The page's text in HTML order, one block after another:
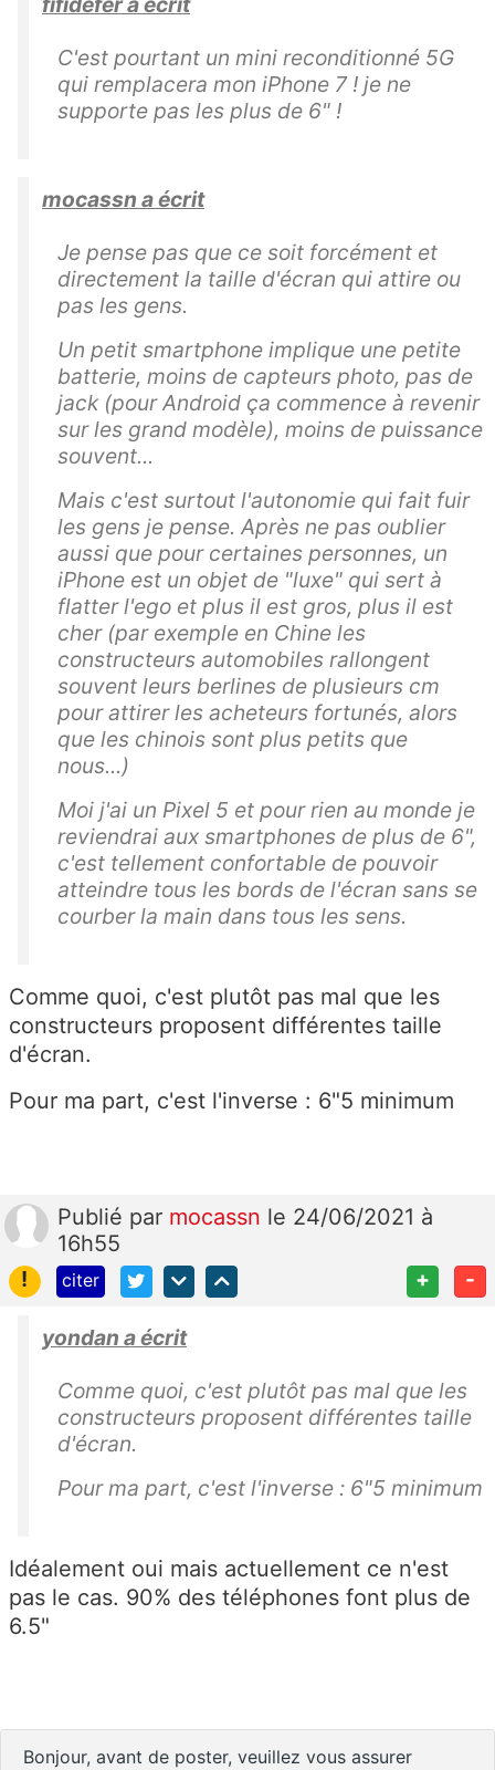
C'est pourtant un mini reconditionné 5G
qui remplacera mon iPhone 7 ! je ne
supporte pas les plus de 6" !
mocassn a écrit
Je pense pas que ce soit forcément et
directement la taille d'écran qui attire ou
pas les gens.
Un petit smartphone implique une petite
batterie, moins de capteurs photo, pas de
jack (pour Android ça commence à revenir
sur les grand modèle), moins de puissance
souvent...
Mais c'est surtout l'autonomie qui fait fuir
les gens je pense. Après ne pas oublier
aussi que pour certaines personnes, un
iPhone est un objet de "luxe" qui sert à
flatter l'ego et plus il est gros, plus il est
cher (par exemple en Chine les
constructeurs automobiles rallongent
souvent leurs berlines de plusieurs cm
pour attirer les acheteurs fortunés, alors
que les chinois sont plus petits que
nous...)
Moi j'ai un Pixel 5 et pour rien au monde je
reviendrai aux smartphones de plus de 6",
c'est tellement confortable de pouvoir
atteindre tous les bords de l'écran sans se
courber la main dans tous les sens.
Comme quoi, c'est plutôt pas mal que les
constructeurs proposent différentes taille
d'écran.
Pour ma part, c'est l'inverse : 6"5 minimum
Publié par mocassn le 24/06/2021 à
16h55
!
citer + -
yondan a écrit
Comme quoi, c'est plutôt pas mal que les
constructeurs proposent différentes taille
d'écran.
Pour ma part, c'est l'inverse : 6"5 minimum
Idéalement oui mais actuellement ce n'est
pas le cas. 90% des téléphones font plus de
6.5"
Bonjour, avant de poster, veuillez vous assurer